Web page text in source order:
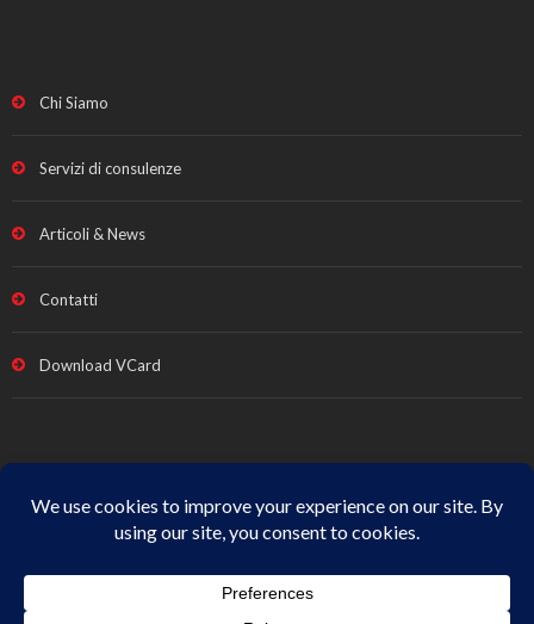
Chi Siamo
Servizi di consulenze
Articoli & News
Contatti
Download VCard